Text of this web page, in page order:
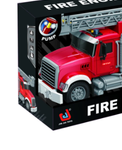
Mã giảm giá:
Ngày hết hạn: